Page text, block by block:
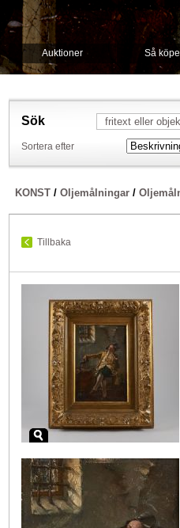
Auktioner Så
Sök
Sortera efter
KONST / Oljemålningar /
Tillbaka